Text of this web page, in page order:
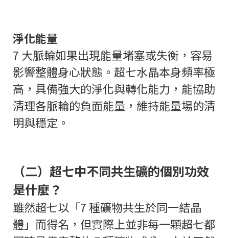
淨化能量
7 大脈輪如果出現能量堵塞或失衡，容易
影響整體身心狀態。超七水晶本身頻率極
高，具備強大的淨化與轉化能力，能協助
清理各脈輪的負面能量，維持能量場的清
明與穩定。
（二）超七中不同共生礦的個別功效
是什麼？
雖然超七以「7 種礦物共生於同一結晶
體」而得名，但實際上並非每一顆超七都